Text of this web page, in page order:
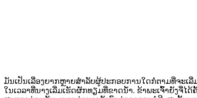
ມັນເປັນເລື່ອງຍາກຫຼາຍສໍາລັບຜູ້ປະກອບການໃດກໍ່ຕາມທີ່ຈະເ
ໃນເວລາທີ່ນາງເລີ່ມເຮັດຜັກທຽມທີ່ຂາດນ້ໍາ. ຂ້າພະເຈົ້າຍັງຈື່ໄ